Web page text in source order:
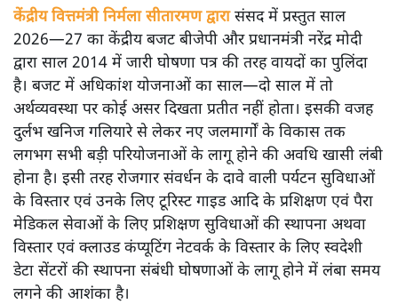
केंद्रीय वित्तमंत्री निर्मला सीतारमण द्वारासंसद में प्रस्तुत साल
2026—27 का केंद्रीय बजट बीजेपी और प्रधानमंत्री नरेंद्र मोदी
द्वारा साल 2014 में जारी घोषणा पत्र की तरह वायदों का पुलिंदा
है। बजट में अधिकांश योजनाओं का साल—दो साल में तो
अर्थव्यवस्था पर कोई असर दिखता प्रतीत नहीं होता। इसकी वजह
दुर्लभ खनिज गलियारे से लेकर नए जलमार्गों के विकास तक
लगभग सभी बड़ी परियोजनाओं के लागू होने की अवधि खासी लंबी
होना है। इसी तरह रोजगार संवर्धन के दावे वाली पर्यटन सुविधाओं
के विस्तार एवं उनके लिए टूरिस्ट गाइड आदि के प्रशिक्षण एवं पैरा
मेडिकल सेवाओं के लिए प्रशिक्षण सुविधाओं की स्थापना अथवा
विस्तार एवं क्लाउड कंप्यूटिंग नेटवर्क के विस्तार के लिए स्वदेशी
डेटा सेंटरों की स्थापना संबंधी घोषणाओं के लागू होने में लंबा समय
लगने की आशंका है।